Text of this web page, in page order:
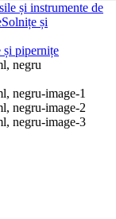
și instrumente de
Solnițe și
și pipernițe